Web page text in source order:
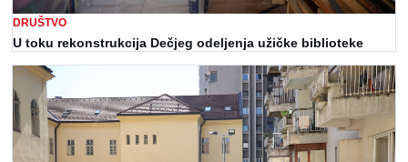
DRUŠTVO
U toku rekonstrukcija Dečjeg odeljenja užičke biblioteke